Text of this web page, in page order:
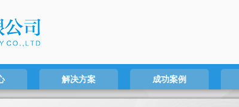
解决方案 成功案例